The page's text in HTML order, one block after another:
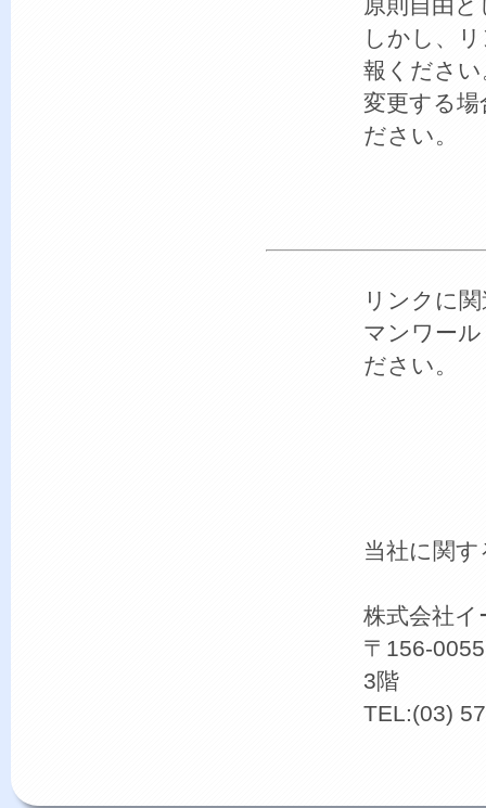
しかし、
報くださ
変更する
ださい。
リンクに
マンワー
ださい。
当社に関
株式会社
〒156-
3階
TEL:(03)